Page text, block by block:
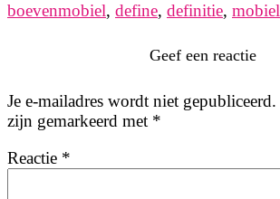
boevenmobiel, define, definitie, mobiel
Geef een reactie
Je e-mailadres wordt niet gepubliceerd.
zijn gemarkeerd met *
Reactie *